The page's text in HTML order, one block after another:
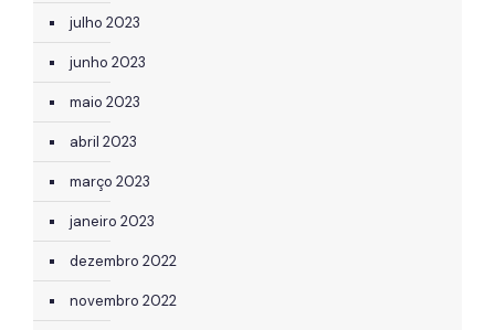
julho 2023
junho 2023
maio 2023
abril 2023
março 2023
janeiro 2023
dezembro 2022
novembro 2022